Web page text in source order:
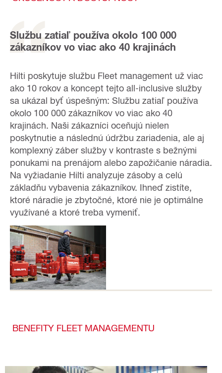
Službu zatiaľ používa okolo 100 000
zákazníkov vo viac ako 40 krajinách
Hilti poskytuje službu Fleet management už viac
ako 10 rokov a koncept tejto all-inclusive služby
sa ukázal byť úspešným: Službu zatiaľ používa
okolo 100 000 zákazníkov vo viac ako 40
krajinách. Naši zákazníci oceňujú nielen
poskytnutie a následnú údržbu zariadenia, ale aj
komplexný záber služby v kontraste s bežnými
ponukami na prenájom alebo zapožičanie náradia.
Na vyžiadanie Hilti analyzuje zásoby a celú
základňu vybavenia zákazníkov. Ihneď zistíte,
ktoré náradie je zbytočné, ktoré nie je optimálne
využívané a ktoré treba vymeniť.
BENEFITY FLEET MANAGEMENTU